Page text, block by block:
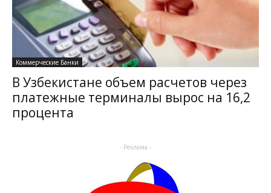
Коммерческие Банки
В Узбекистане объем расчетов через
платежные терминалы вырос на 16,2
процента
- Реклама -